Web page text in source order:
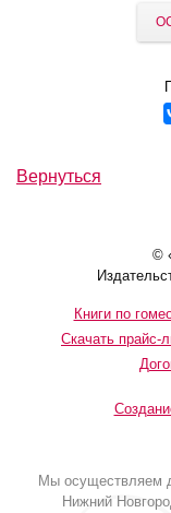
Вернуться
©
Книги по
Скачать прайс-
Мы осуществляем
Нижний